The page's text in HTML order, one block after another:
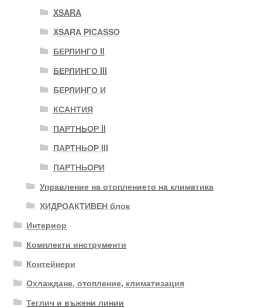
XSARA
XSARA PICASSO
БЕРЛИНГО II
БЕРЛИНГО III
БЕРЛИНГО И
КСАНТИЯ
ПАРТНЬОР II
ПАРТНЬОР III
ПАРТНЬОРИ
Управление на отоплението на климатика
ХИДРОАКТИВЕН блок
Интериор
Комплекти инструменти
Контейнери
Охлаждане, отопление, климатизация
Теглич и въжени линии